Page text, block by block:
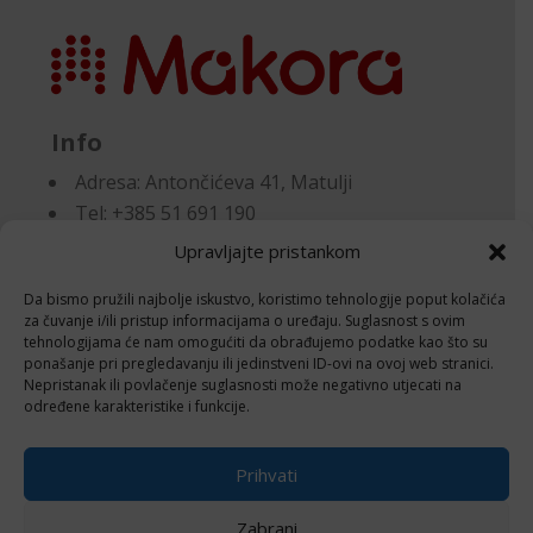
Upravljajte pristankom
Da bismo pružili najbolje iskustvo, koristimo tehnologije poput kolačića
za čuvanje i/ili pristup informacijama o uređaju. Suglasnost s ovim
tehnologijama će nam omogućiti da obrađujemo podatke kao što su
ponašanje pri pregledavanju ili jedinstveni ID-ovi na ovoj web stranici.
Nepristanak ili povlačenje suglasnosti može negativno utjecati na
određene karakteristike i funkcije.
Prihvati
Zabrani
Info
Adresa:Antončićeva 41, Matulji
Tel: +385 51 691 190
Email:knjigovodstvo@makora.hr
Dokumenti
Pravila privatnosti
Politika kolačića (EU)